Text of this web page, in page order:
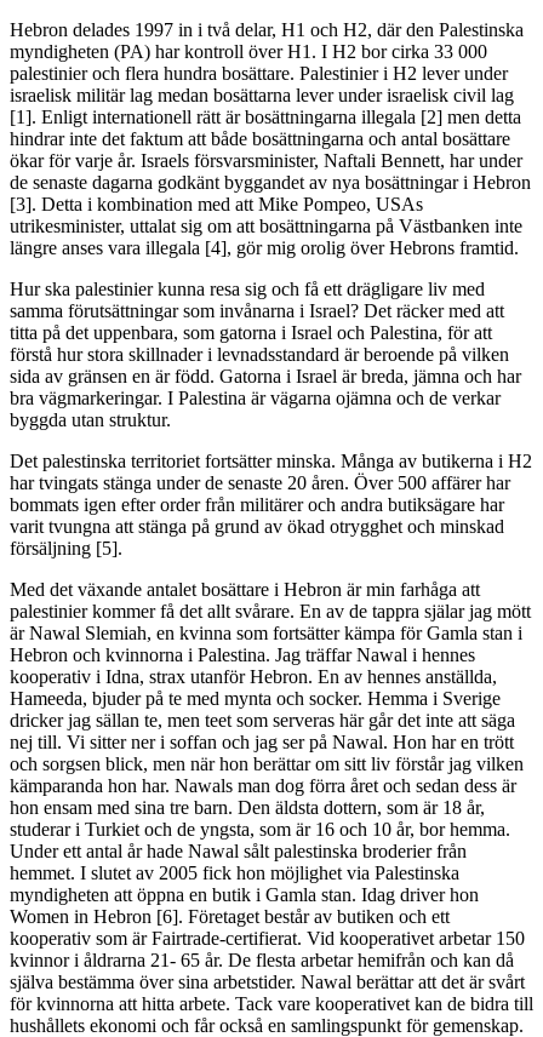
Hebron delades 1997 in i två delar, H1 och H2, där den Palestinska
myndigheten (PA) har kontroll över H1. I H2 bor cirka 33 000
palestinier och flera hundra bosättare. Palestinier i H2 lever under
israelisk militär lag medan bosättarna lever under israelisk civil lag
[1]. Enligt internationell rätt är bosättningarna illegala [2] men detta
hindrar inte det faktum att både bosättningarna och antal bosättare
ökar för varje år. Israels försvarsminister, Naftali Bennett, har under
de senaste dagarna godkänt byggandet av nya bosättningar i Hebron
[3]. Detta i kombination med att Mike Pompeo, USAs
utrikesminister, uttalat sig om att bosättningarna på Västbanken inte
längre anses vara illegala [4], gör mig orolig över Hebrons framtid.
Hur ska palestinier kunna resa sig och få ett drägligare liv med
samma förutsättningar som invånarna i Israel? Det räcker med att
titta på det uppenbara, som gatorna i Israel och Palestina, för att
förstå hur stora skillnader i levnadsstandard är beroende på vilken
sida av gränsen en är född. Gatorna i Israel är breda, jämna och har
bra vägmarkeringar. I Palestina är vägarna ojämna och de verkar
byggda utan struktur.
Det palestinska territoriet fortsätter minska. Många av butikerna i H2
har tvingats stänga under de senaste 20 åren. Över 500 affärer har
bommats igen efter order från militärer och andra butiksägare har
varit tvungna att stänga på grund av ökad otrygghet och minskad
försäljning [5].
Med det växande antalet bosättare i Hebron är min farhåga att
palestinier kommer få det allt svårare. En av de tappra själar jag mött
är Nawal Slemiah, en kvinna som fortsätter kämpa för Gamla stan i
Hebron och kvinnorna i Palestina. Jag träffar Nawal i hennes
kooperativ i Idna, strax utanför Hebron. En av hennes anställda,
Hameeda, bjuder på te med mynta och socker. Hemma i Sverige
dricker jag sällan te, men teet som serveras här går det inte att säga
nej till. Vi sitter ner i soffan och jag ser på Nawal. Hon har en trött
och sorgsen blick, men när hon berättar om sitt liv förstår jag vilken
kämparanda hon har. Nawals man dog förra året och sedan dess är
hon ensam med sina tre barn. Den äldsta dottern, som är 18 år,
studerar i Turkiet och de yngsta, som är 16 och 10 år, bor hemma.
Under ett antal år hade Nawal sålt palestinska broderier från
hemmet. I slutet av 2005 fick hon möjlighet via Palestinska
myndigheten att öppna en butik i Gamla stan. Idag driver hon
Women in Hebron [6]. Företaget består av butiken och ett
kooperativ som är Fairtrade-certifierat. Vid kooperativet arbetar 150
kvinnor i åldrarna 21- 65 år. De flesta arbetar hemifrån och kan då
själva bestämma över sina arbetstider. Nawal berättar att det är svårt
för kvinnorna att hitta arbete. Tack vare kooperativet kan de bidra till
hushållets ekonomi och får också en samlingspunkt för gemenskap.